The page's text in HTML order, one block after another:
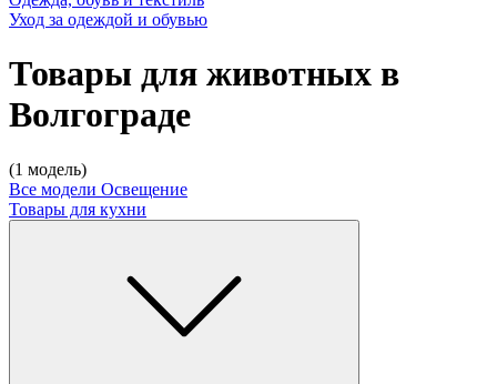
Уход за одеждой и обувью
Товары для животных в
Волгограде
(1 модель)
Все модели Освещение
Товары для кухни